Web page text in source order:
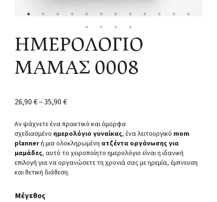
ΗΜΕΡΟΛΟΓΙΟ
ΜΑΜΑΣ 0008
26,90€–35,90€
Αν ψάχνετε ένα πρακτικό και όμορφα
σχεδιασμένο ημερολόγιο γυναίκας, ένα λειτουργικό mom
plannerή μια ολοκληρωμένη ατζέντα οργάνωσης για
μαμάδες, αυτό το χειροποίητο ημερολόγιο είναι η ιδανική
επιλογή για να οργανώσετε τη χρονιά σας με ηρεμία, έμπνευση
και θετική διάθεση.
Μέγεθος